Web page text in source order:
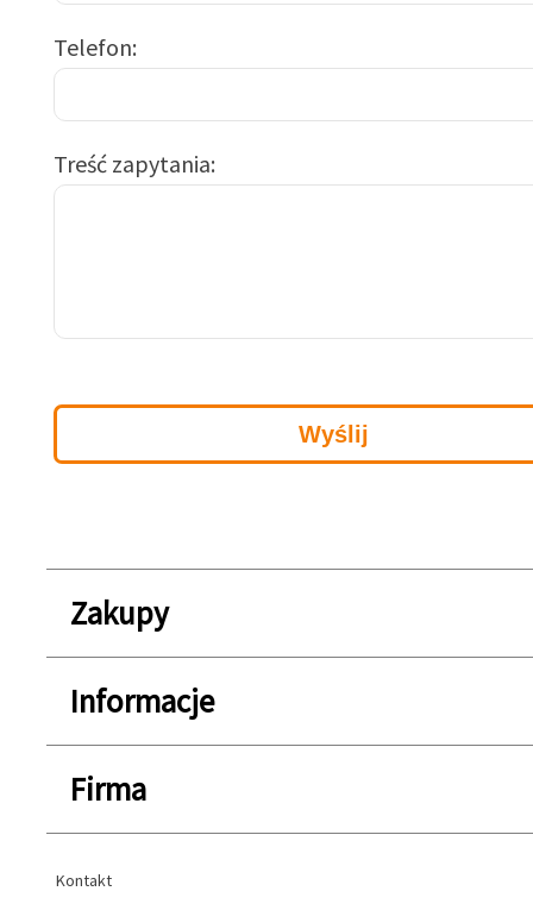
Telefon
Treść zapytania
Zakupy
Informacje
Firma
Kontakt
Kontakt